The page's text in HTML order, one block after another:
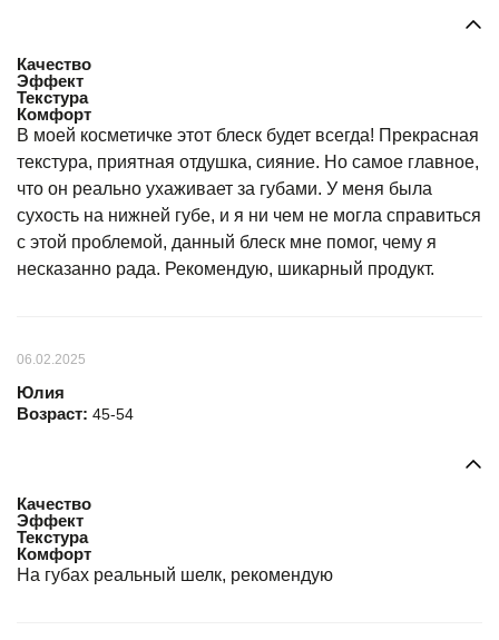
Качество
Эффект
Текстура
Комфорт
В моей косметичке этот блеск будет всегда! Прекрасная
текстура, приятная отдушка, сияние. Но самое главное,
что он реально ухаживает за губами. У меня была
сухость на нижней губе, и я ни чем не могла справиться
с этой проблемой, данный блеск мне помог, чему я
несказанно рада. Рекомендую, шикарный продукт.
06.02.2025
Юлия
Возраст: 45-54
Качество
Эффект
Текстура
Комфорт
На губах реальный шелк, рекомендую